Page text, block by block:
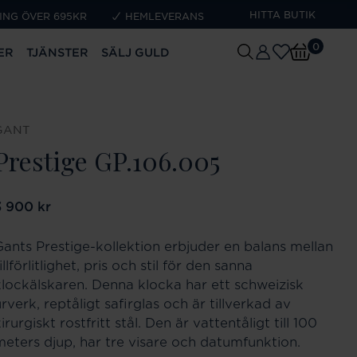
ÖVER 695KR HEMLEVERANS HITTA BUTIK
TJÄNSTER SÄLJ GULD 0
GP.106.005
:3 900 kr
900 kr
Prestige-kollektion erbjuder en balans mellan
pris och stil för den sanna
Denna klocka har ett schweizisk
reptåligt safirglas och är tillverkad av
rostfritt stål. Den är vattentåligt till 100
djup, har tre visare och datumfunktion.